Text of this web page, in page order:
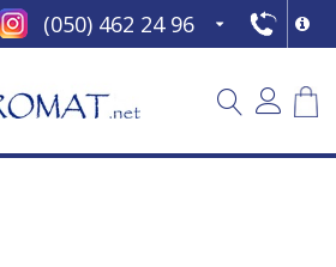
(050) 462 24 96